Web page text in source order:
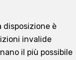
disposizione è
invalide
il più possibile